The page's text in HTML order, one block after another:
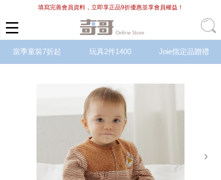
填寫完善會員資料，立即享正品9折優惠並享會員權益！
當季童裝7折起 玩具2件1400 Joie指定品贈禮
next